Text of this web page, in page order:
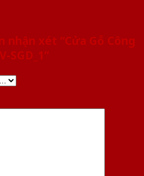
xét “Cửa Gỗ Công
SGD_1”